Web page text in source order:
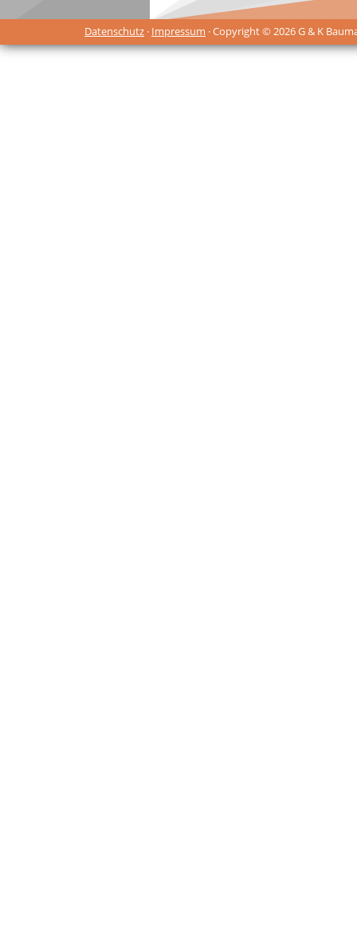
Datenschutz · Impressum · Copyright © 2026 G & K